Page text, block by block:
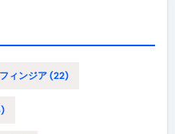
ィンジア(22)